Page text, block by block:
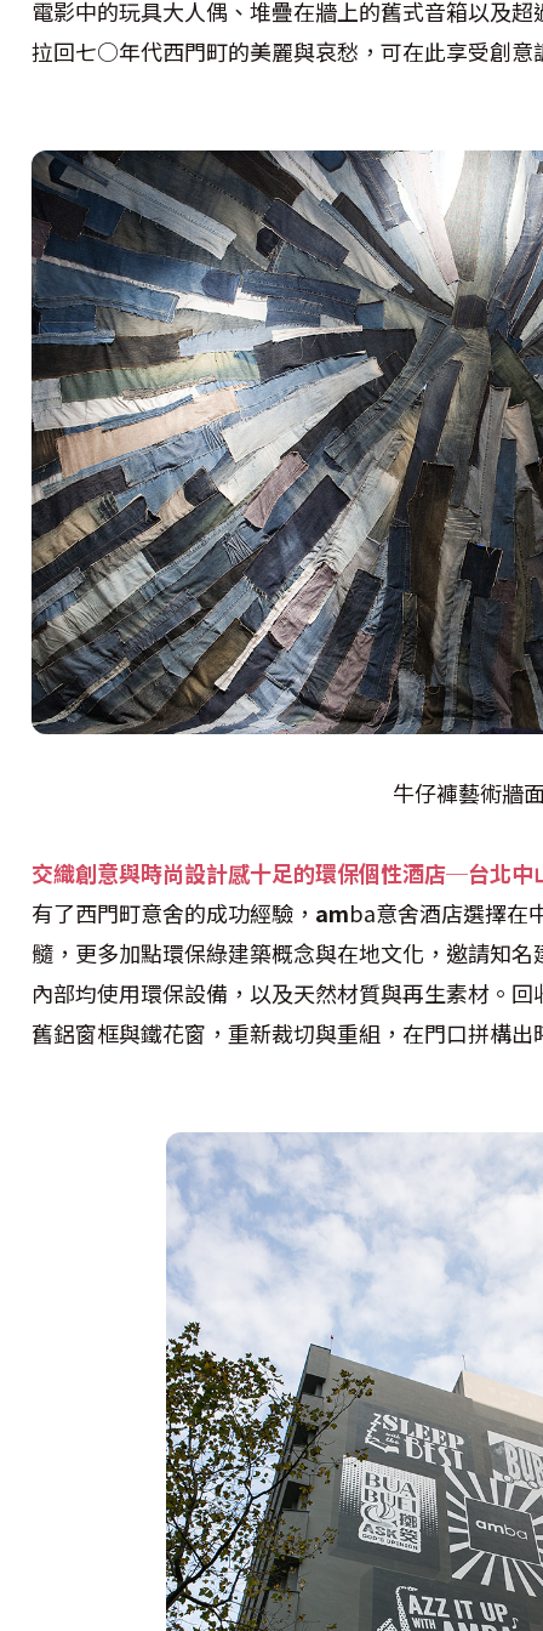
電影中的玩具大人偶、堆疊在牆上的舊式音箱以及
拉回七○年代西門町的美麗與哀愁，可在此享受創意
牛仔褲藝術牆
交織創意與時尚設計感十足的環保個性酒店─台北中
有了西門町意舍的成功經驗， amba意舍酒店選擇在
髓，更多加點環保綠建築概念與在地文化，邀請知
內部均使用環保設備，以及天然材質與再生素材。
舊鋁窗框與鐵花窗，重新裁切與重組，在門口拼構